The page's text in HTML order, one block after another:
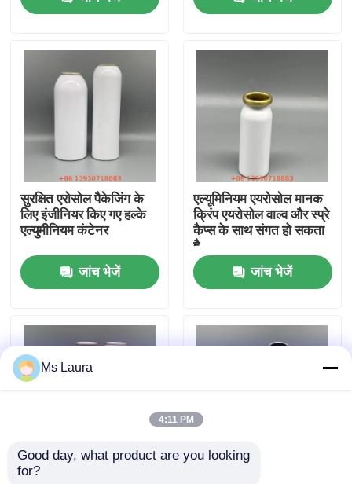
उत्पादों
हमारे बारे में
कारखाना भ्रमण
गुणवत्ता नियंत्रण
संपर्क करें
समाचार
ब्यूटेन गैस वाल्व
सुरक्षित एरोसोल पैकेजिंग के
लिए इंजीनियर किए गए हल्के
एल्युमीनियम कंटेनर
जांच भेजें
एल्यूमिनियम एयरोसोल मानक
क्रिंप एयरोसोल वाल्व और स्प्रे
कैप्स के साथ संगत हो सकता
है
जांच भेजें
सीमलेस लीक-प्रूफ
Ms Laura
4:11 PM
Good day, what product are you looking
for?